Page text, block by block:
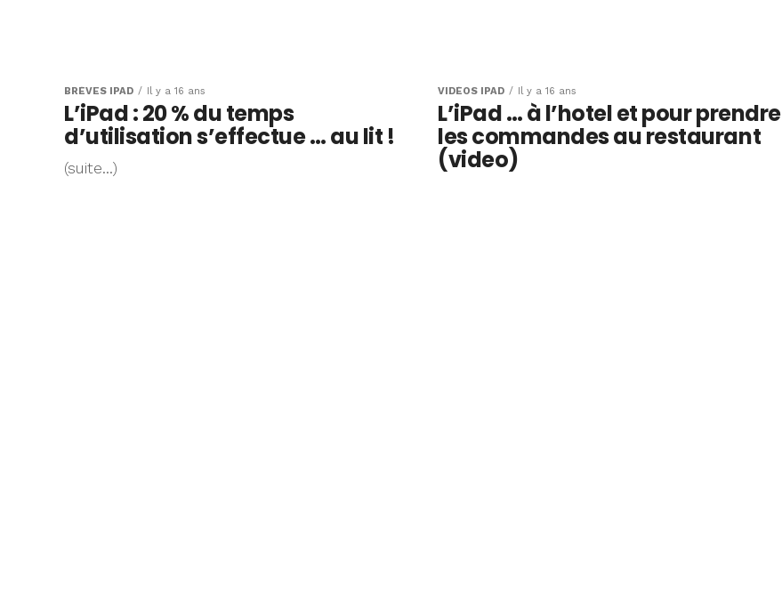
BRÈVES IPAD Il y a 16 ans
L’iPad : 20 % du temps
d’utilisation s’effectue … au lit !
(suite…)
VIDÉOS IPAD Il y a 16 ans
L’iPad … à l’hotel et pour prendre
les commandes au restaurant
(video)